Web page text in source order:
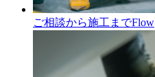
ご相談から施工までFlow